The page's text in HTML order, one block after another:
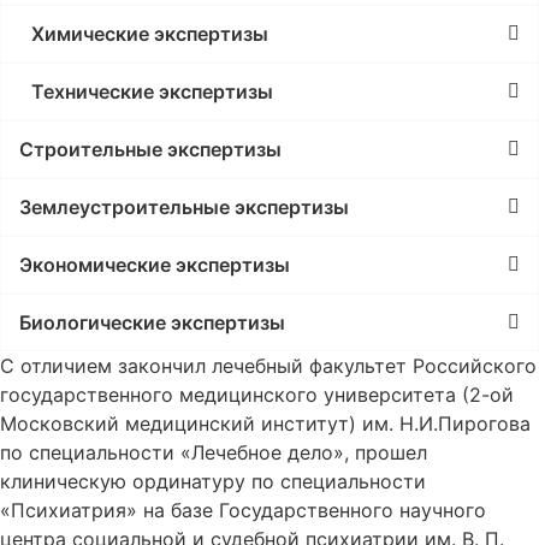
Химические экспертизы
Технические экспертизы
Строительные экспертизы
Землеустроительные экспертизы
Экономические экспертизы
Биологические экспертизы
С отличием закончил лечебный факультет Российского
государственного медицинского университета (2-ой
Московский медицинский институт) им. Н.И.Пирогова
по специальности «Лечебное дело», прошел
клиническую ординатуру по специальности
«Психиатрия» на базе Государственного научного
центра социальной и судебной психиатрии им. В. П.